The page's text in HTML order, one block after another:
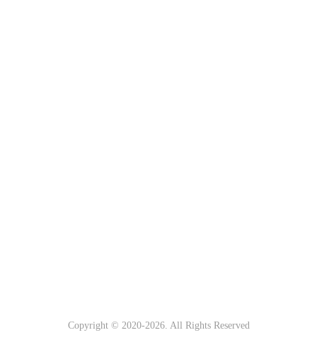
Copyright © 2020-2026. All Rights Reserved